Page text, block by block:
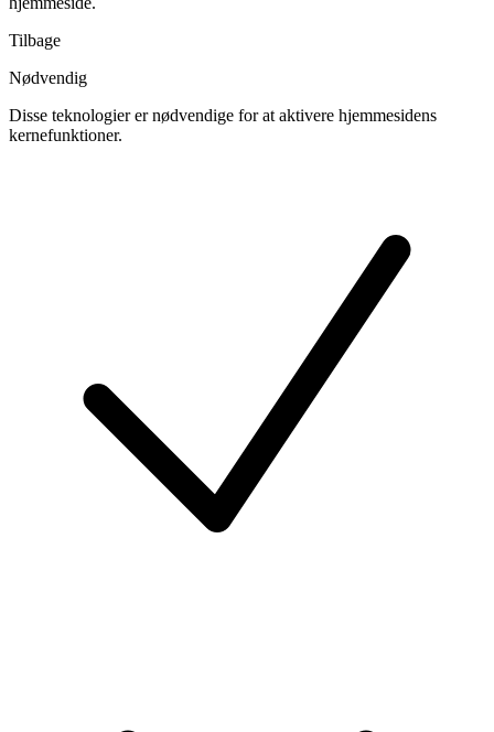
Tilbage
Nødvendig
Disse teknologier er nødvendige for at aktivere hjemmesidens
kernefunktioner.